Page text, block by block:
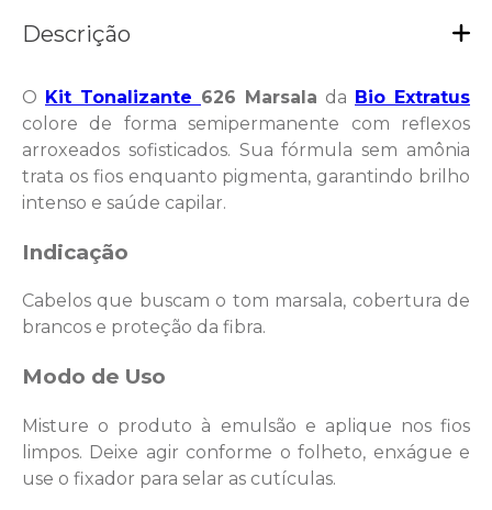
Descrição
O Kit Tonalizante 626 Marsala da Bio Extratus
colore de forma semipermanente com reflexos
arroxeados sofisticados. Sua fórmula sem amônia
trata os fios enquanto pigmenta, garantindo brilho
intenso e saúde capilar.
Indicação
Cabelos que buscam o tom marsala, cobertura de
brancos e proteção da fibra.
Modo de Uso
Misture o produto à emulsão e aplique nos fios
limpos. Deixe agir conforme o folheto, enxágue e
use o fixador para selar as cutículas.